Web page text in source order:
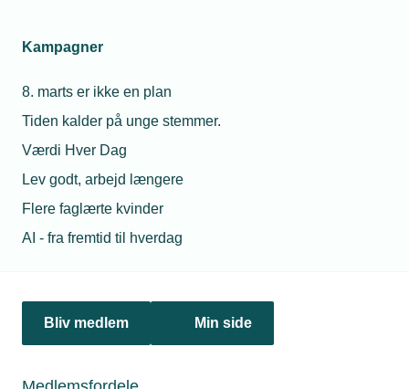
Kampagner
8. marts er ikke en plan
Tiden kalder på unge stemmer.
Værdi Hver Dag
Lev godt, arbejd længere
Flere faglærte kvinder
AI - fra fremtid til hverdag
Bliv medlem Min side
Politik & analyse
jura@tekniq.dk
tekniq@tekniq.dk